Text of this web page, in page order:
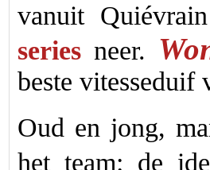
vanuit
series neer.
beste vitesseduif
Oud en jong,
het team: de